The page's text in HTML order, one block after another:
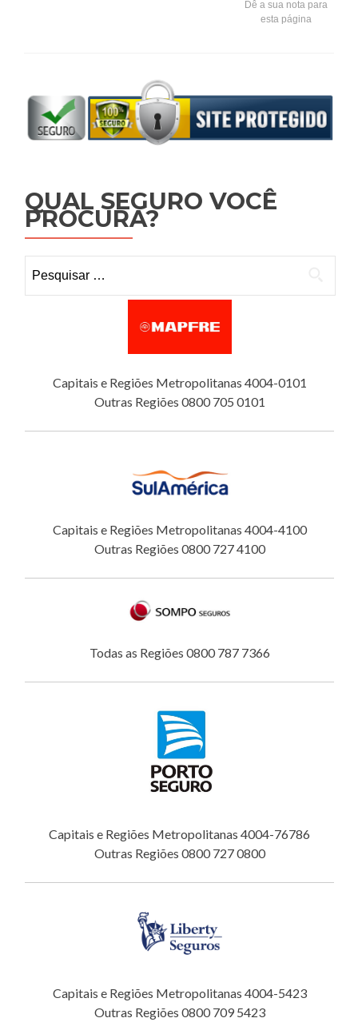
Dê a sua nota para
esta página
QUAL SEGURO VOCÊ
PROCURA?
Capitais e Regiões Metropolitanas 4004-0101
Outras Regiões 0800 705 0101
Capitais e Regiões Metropolitanas 4004-4100
Outras Regiões 0800 727 4100
Todas as Regiões 0800 787 7366
Capitais e Regiões Metropolitanas 4004-76786
Outras Regiões 0800 727 0800
Capitais e Regiões Metropolitanas 4004-5423
Outras Regiões 0800 709 5423